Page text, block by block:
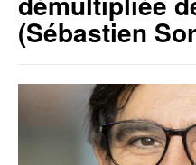
(Sébastien